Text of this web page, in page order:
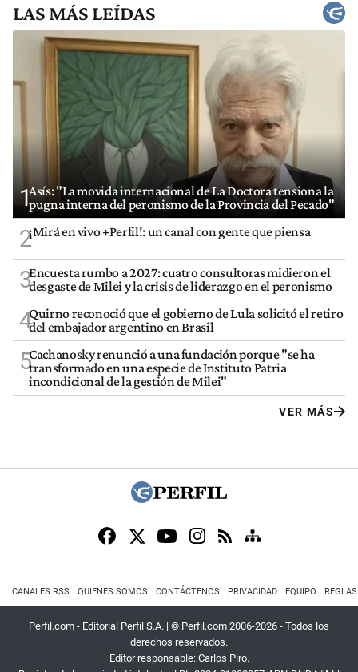
LAS MÁS LEÍDAS
1Asís: "La movida internacional de La Doctora tensiona la
pugna interna del peronismo de la Provincia del Pecado"
2¡Mirá en vivo +Perfil!: un canal con gente que piensa
3Encuesta rumbo a 2027: cuatro consultoras midieron el
desgaste de Milei y la crisis de liderazgo en el peronismo
4Quirno reconoció que el gobierno de Lula solicitó el retiro
del embajador argentino en Brasil
5Cachanosky renunció a una fundación porque "se ha
transformado en una especie de Instituto Patria
incondicional de la gestión de Milei"
VER MÁS
CANALES RSS QUIENES SOMOS CONTÁCTENOS PRIVACIDAD EQUIPO
Perfil.com - Editorial Perfil S.A. | © Perfil.com 2006-2026 - Todos los
derechos reservados.
Editor responsable: Carlos Piro.